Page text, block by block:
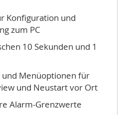
Konfiguration und
zum PC
10 Sekunden und 1
Menüoptionen für
und Neustart vor Ort
Alarm-Grenzwerte